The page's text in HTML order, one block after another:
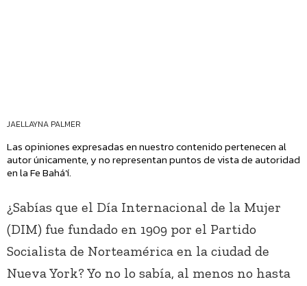
JAELLAYNA PALMER
Las opiniones expresadas en nuestro contenido pertenecen al
autor únicamente, y no representan puntos de vista de autoridad
en la Fe Bahá’í.
¿Sabías que el Día Internacional de la Mujer
(DIM) fue fundado en 1909 por el Partido
Socialista de Norteamérica en la ciudad de
Nueva York? Yo no lo sabía, al menos no hasta